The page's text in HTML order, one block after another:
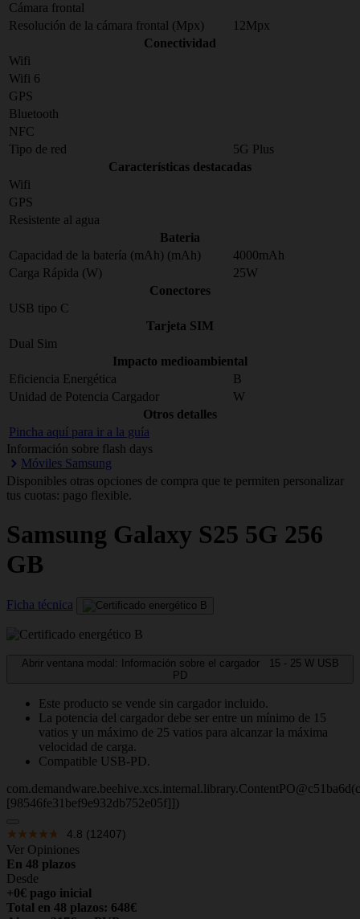
Cámara frontal
Resolución de la cámara frontal (Mpx)
12Mpx
Conectividad
Wifi
Wifi 6
GPS
Bluetooth
NFC
Tipo de red
5G Plus
Características destacadas
Wifi
GPS
Resistente al agua
Bateria
Capacidad de la batería (mAh) (mAh)
4000mAh
Carga Rápida (W)
25W
Conectores
USB tipo C
Tarjeta SIM
Dual Sim
Impacto medioambiental
Eficiencia Energética
B
Unidad de Potencia Cargador
W
Otros detalles
Pincha aquí para ir a la guía
Información sobre flash days
Móviles Samsung
Disponibles otras opciones de compra que te permiten personalizar
tus cuotas: pago flexible.
Samsung Galaxy S25 5G 256
GB
Ficha técnica
Abrir ventana modal: Información sobre el cargador 15 - 25 W USB
PD
Este producto se vende sin cargador incluido.
La potencia del cargador debe ser entre un mínimo de 15
vatios y un máximo de 25 vatios para alcanzar la máxima
velocidad de carga.
Compatible USB-PD.
[98546fe31bef9e932db752e05f]])
4.8 (12407)
Ver Opiniones
En 48 plazos
Desde
+0€ pago inicial
Total en 48 plazos: 648€